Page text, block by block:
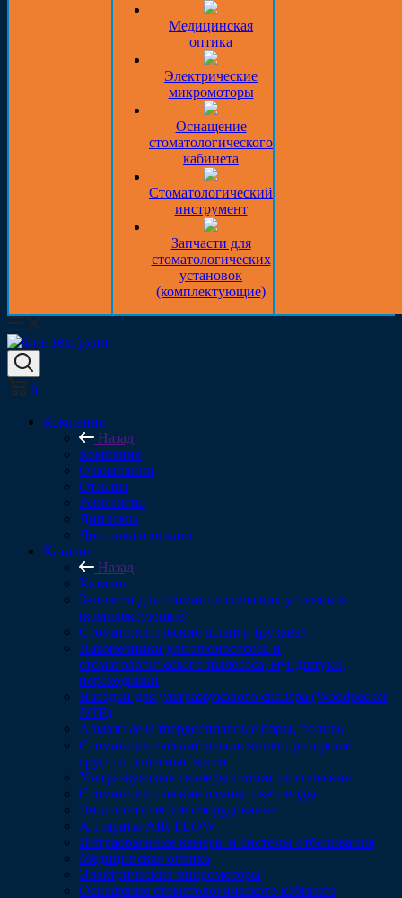
Медицинская
оптика
Электрические
микромоторы
Оснащение
стоматологического
кабинета
Стоматологический
инструмент
Запчасти для
стоматологических
установок
(комплектующие)
0
Компания
Назад
Компания
О компании
Отзывы
Реквизиты
Дипломы
Доставка и оплата
Каталог
Назад
Каталог
Запчасти для стоматологических установок
(комплектующие)
Стоматологические шланги (рукава)
Наконечники для слюноотсоса и
стоматологического пылесоса, мундштуки,
переходники
Насадки для ультразвукового скалера (Woodpecker
DTE)
Алмазные и твердосплавные боры, полиры
Стоматологические наконечники, роторные
группы, запасные части
Ультразвуковые скалеры стоматологические
Стоматологические лампы, световоды
Эндодонтическое оборудование
Аппараты AIR FLOW
Интраоральные камеры и системы отбеливания
Медицинская оптика
Электрические микромоторы
Оснащение стоматологического кабинета